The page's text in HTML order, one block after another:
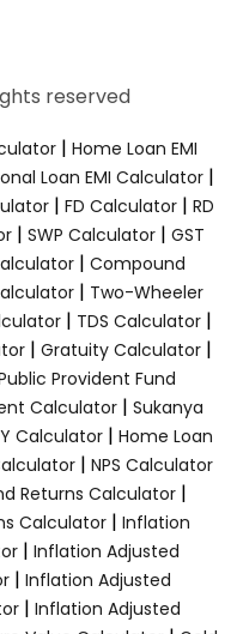
reserved
| Home Loan EMI
Loan EMI Calculator |
| FD Calculator | RD
| SWP Calculator | GST
| Compound
| Two-Wheeler
| TDS Calculator|
| Gratuity Calculator|
Provident Fund
Calculator| Sukanya
Calculator| Home Loan
| NPS Calculator
Returns Calculator |
Calculator| Inflation
| Inflation Adjusted
| Inflation Adjusted
| Inflation Adjusted